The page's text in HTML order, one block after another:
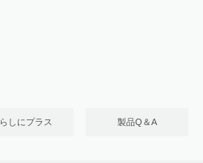
しにプラス 製品Q＆A